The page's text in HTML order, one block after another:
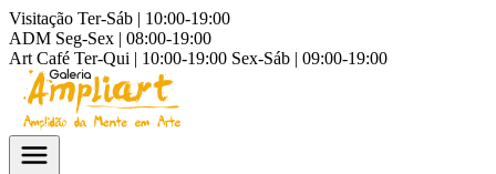
Visitação Ter-Sáb | 10:00-19:00
ADM Seg-Sex | 08:00-19:00
Art Café Ter-Qui | 10:00-19:00 Sex-Sáb | 09:00-19:00